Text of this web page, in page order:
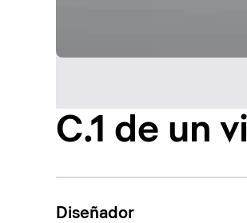
C.1 de un
Diseñador